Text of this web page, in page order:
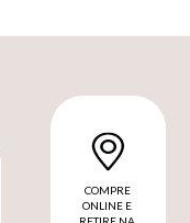
COMPRE
ONLINE E